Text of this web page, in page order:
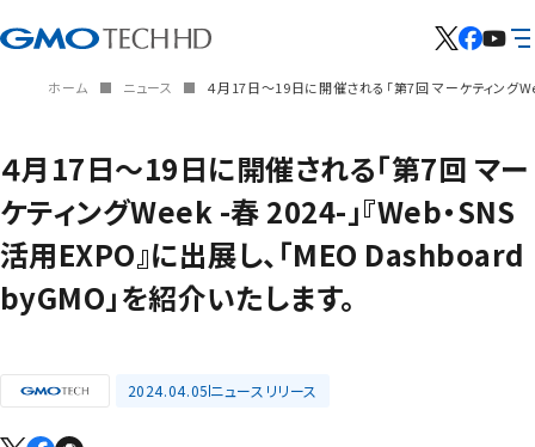
ホーム ニュース ４月17日～19日に開催される「第7回 マーケティング
４月17日～19日に開催される「第7回 マー
ケティングWeek -春 2024-」『Web・SNS
活用EXPO』に出展し、「MEO Dashboard
byGMO」を紹介いたします。
2024.04.05ニュースリリース